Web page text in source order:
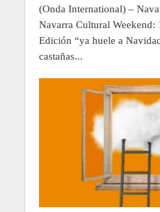
(Onda International) –
Navarra Cultural Weekend:
Edición “ya huele a
castañas...